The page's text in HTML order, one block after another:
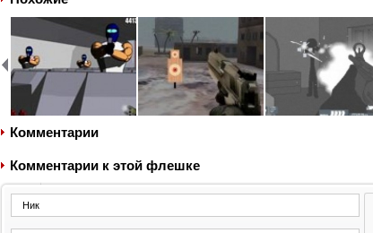
Комментарии
Комментарии к этой флешке